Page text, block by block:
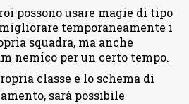
possono usare magie di tipo
temporaneamente i
squadra, ma anche
nemico per un certo tempo.
classe e lo schema di
sarà possibile